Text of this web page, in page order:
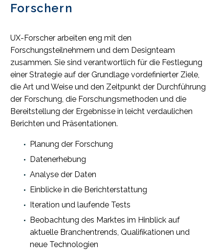
Forschern
UX-Forscher arbeiten eng mit den
Forschungsteilnehmern und dem Designteam
zusammen. Sie sind verantwortlich für die Festlegung
einer Strategie auf der Grundlage vordefinierter Ziele,
die Art und Weise und den Zeitpunkt der Durchführung
der Forschung, die Forschungsmethoden und die
Bereitstellung der Ergebnisse in leicht verdaulichen
Berichten und Präsentationen.
Planung der Forschung
Datenerhebung
Analyse der Daten
Einblicke in die Berichterstattung
Iteration und laufende Tests
Beobachtung des Marktes im Hinblick auf
aktuelle Branchentrends, Qualifikationen und
neue Technologien